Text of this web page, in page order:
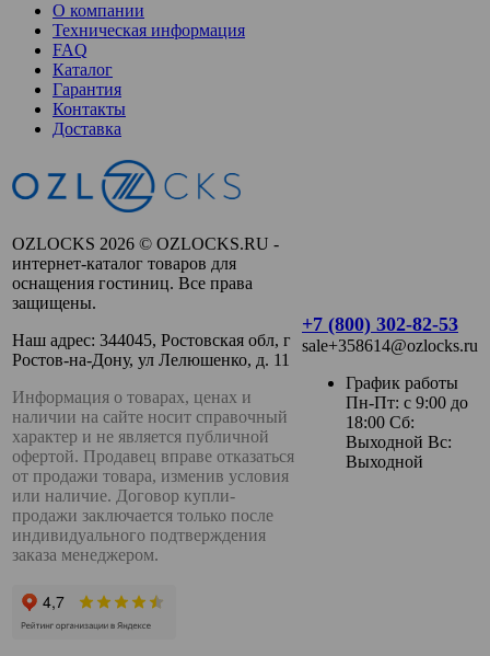
О компании
Техническая информация
FAQ
Каталог
Гарантия
Контакты
Доставка
OZLOCKS 2026 © OZLOCKS.RU -
интернет-каталог товаров для
оснащения гостиниц. Все права
защищены.
Наш адрес: 344045, Ростовская обл, г
Ростов-на-Дону, ул Лелюшенко, д. 11
Информация о товарах, ценах и
наличии на сайте носит справочный
характер и не является публичной
офертой. Продавец вправе отказаться
от продажи товара, изменив условия
или наличие. Договор купли-
продажи заключается только после
индивидуального подтверждения
заказа менеджером.
+7 (800) 302-82-53
sale+358614@ozlocks.ru
График работы
Пн-Пт: с 9:00 до
18:00 Сб:
Выходной Вс:
Выходной